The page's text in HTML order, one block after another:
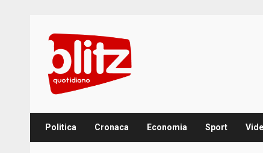
content
Politica Cronaca Economia Sport